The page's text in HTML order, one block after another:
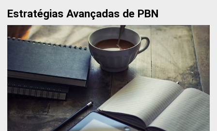
Estratégias Avançadas de PBN